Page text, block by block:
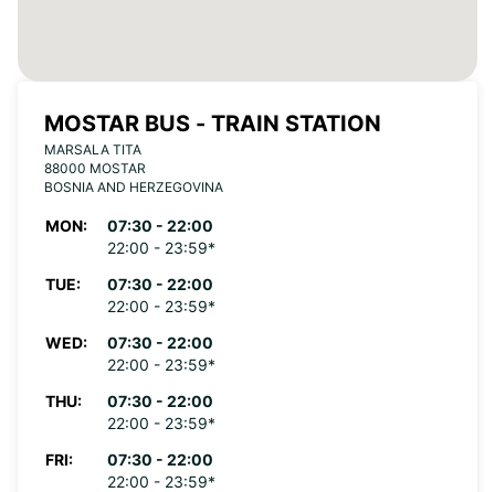
MOSTAR BUS - TRAIN STATION
MARSALA TITA
88000 MOSTAR
BOSNIA AND HERZEGOVINA
MON:
07:30 - 22:00
22:00 - 23:59*
TUE:
07:30 - 22:00
22:00 - 23:59*
WED:
07:30 - 22:00
22:00 - 23:59*
THU:
07:30 - 22:00
22:00 - 23:59*
FRI:
07:30 - 22:00
22:00 - 23:59*